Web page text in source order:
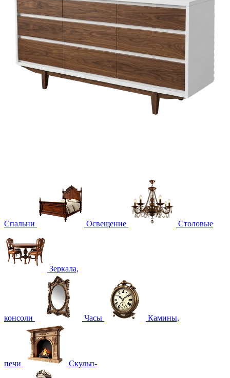
Спальни Освещение Столовые
Зеркала,
консоли Часы Камины,
печи Скульп-